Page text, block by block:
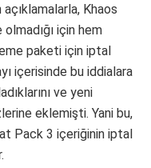
Khaos
için hem
paketi için iptal
içerisinde bu iddialara
ve yeni
eklemişti. Yani bu,
Pack 3 içeriğinin iptal